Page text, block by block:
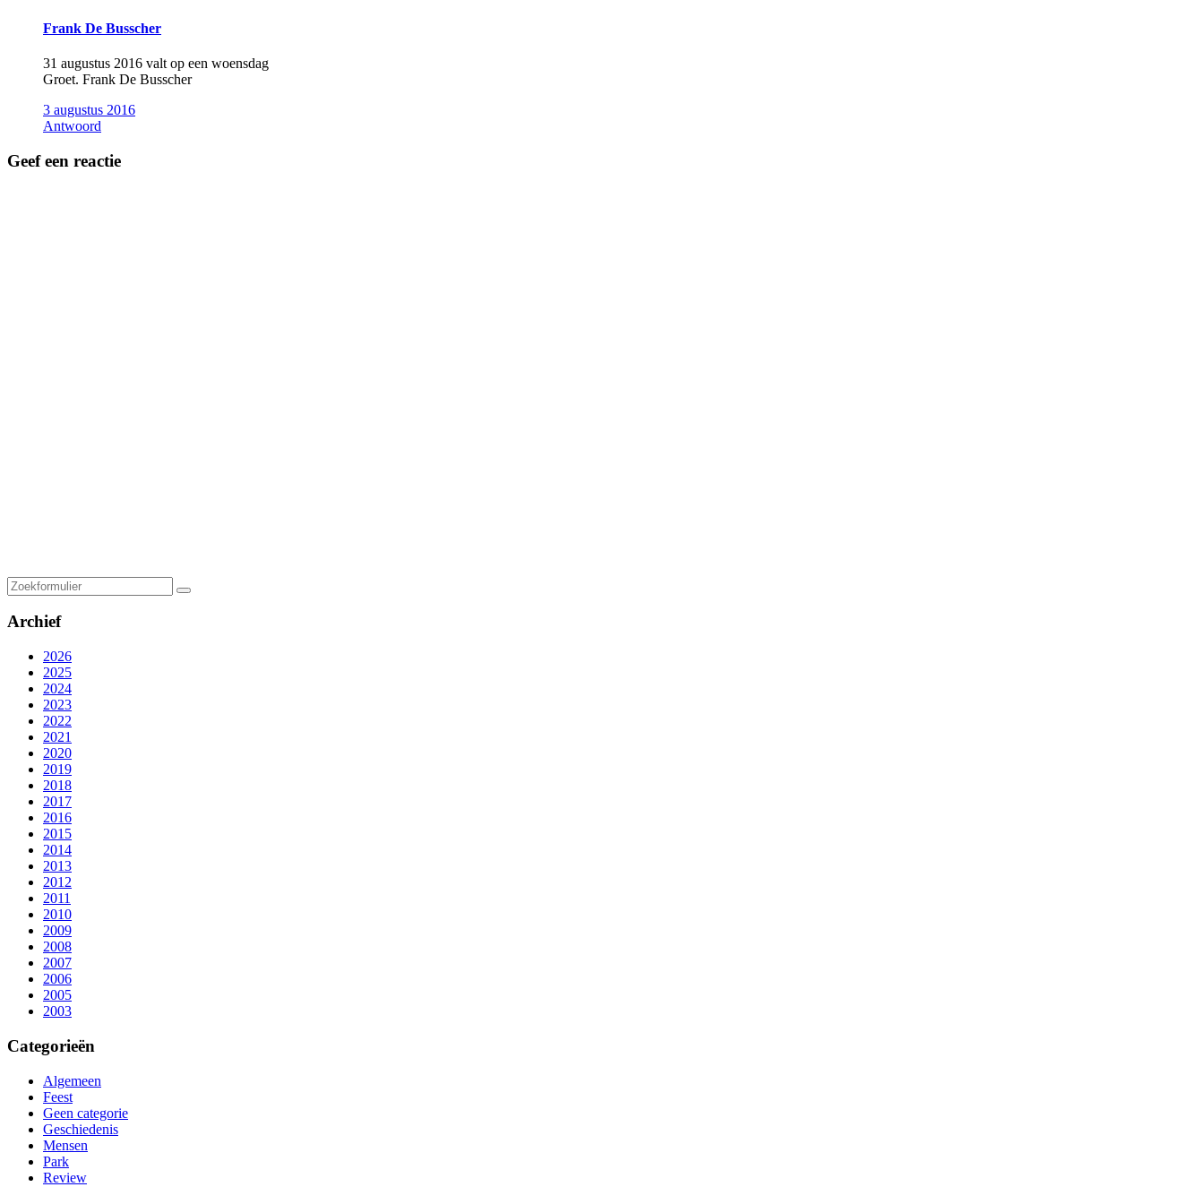
Frank De Busscher
31 augustus 2016 valt op een woensdag
Groet. Frank De Busscher
3 augustus 2016
Antwoord
Geef een reactie
Zoeken
Archief
2026
2025
2024
2023
2022
2021
2020
2019
2018
2017
2016
2015
2014
2013
2012
2011
2010
2009
2008
2007
2006
2005
2003
Categorieën
Algemeen
Feest
Geen categorie
Geschiedenis
Mensen
Park
Review